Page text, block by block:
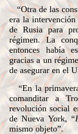
“Otra de las
era la
de Rusia para
régimen. La
entonces había
gracias a un
de asegurar en el
“En la primavera
comanditar a
revolución social
de Nueva York, “
mismo objeto”.